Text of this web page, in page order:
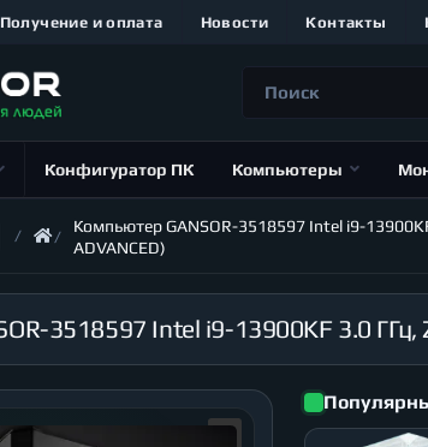
Получение и оплата Новости Контакты
Конфигуратор ПК Компьютеры
Компьютер GANSOR-3518597 Intel i9-
ADVANCED)